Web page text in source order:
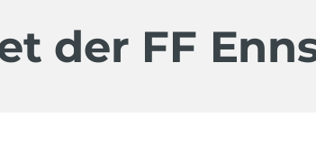
der FF